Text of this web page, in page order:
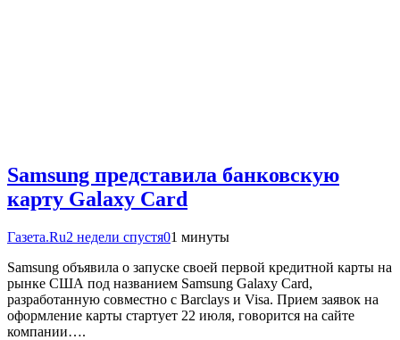
Samsung представила банковскую
карту Galaxy Card
Газета.Ru2 недели спустя01 минуты
Samsung объявила о запуске своей первой кредитной карты на
рынке США под названием Samsung Galaxy Card,
разработанную совместно с Barclays и Visa. Прием заявок на
оформление карты стартует 22 июля, говорится на сайте
компании….